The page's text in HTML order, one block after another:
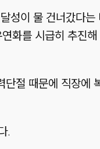
성이 물 건너갔다
화를 시급히 추진
절 때문에 직장에
.